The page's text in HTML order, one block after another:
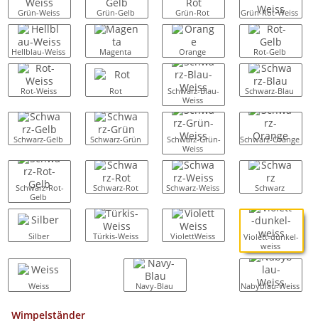
Grün-Weiss Grün-Gelb Grün-Rot Grün-Rot-Weiss
Hellblau-Weiss Magenta Orange Rot-Gelb
Rot-Weiss Rot
Schwarz-Blau-
Weiss
Schwarz-Blau
Schwarz-Gelb Schwarz-Grün
Schwarz-Grün-
Weiss
Schwarz-Orange
Schwarz-Rot-
Gelb
Schwarz-Rot Schwarz-Weiss Schwarz
Silber Türkis-Weiss ViolettWeiss
Violett-dunkel-
weiss
Weiss Navy-Blau Nabyblau-Weiss
Wimpelständer